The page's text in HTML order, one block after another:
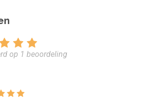
op 1 beoordeling